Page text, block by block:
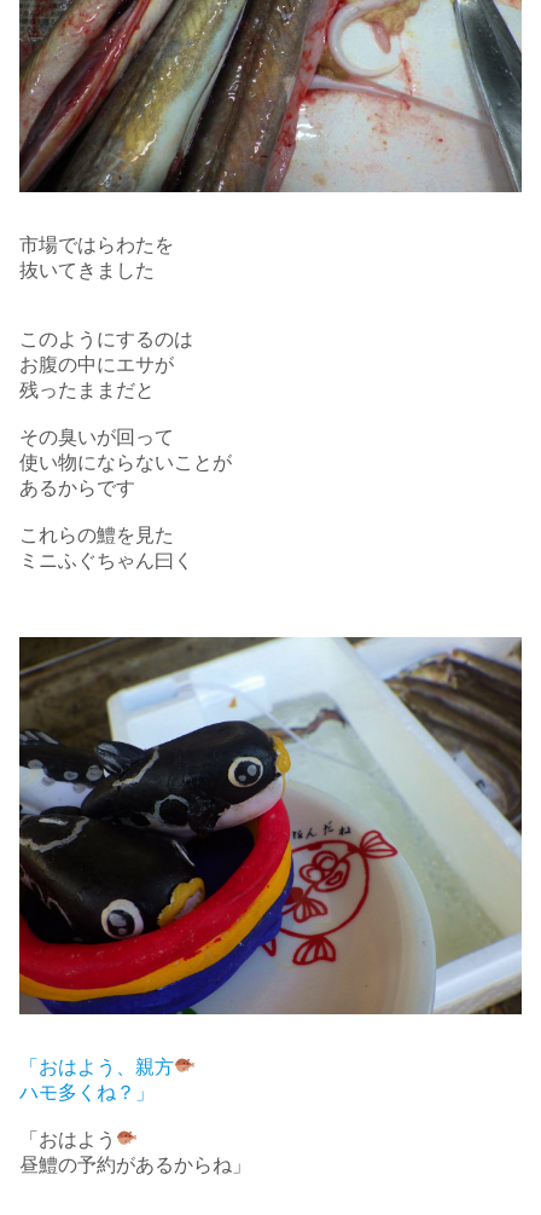
市場ではらわたを
抜いてきました
このようにするのは
お腹の中にエサが
残ったままだと
その臭いが回って
使い物にならないことが
あるからです
これらの鱧を見た
ミニふぐちゃん曰く
「おはよう、親方
ハモ多くね？」
「おはよう
昼鱧の予約があるからね」